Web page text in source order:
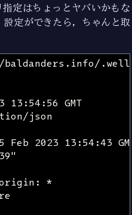
定はちょっとヤバいかもな
定ができたら，ちゃんと取